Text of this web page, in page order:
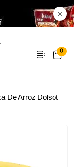
0
De Arroz Dolsot